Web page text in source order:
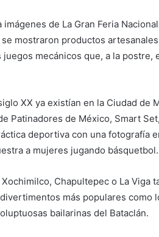
de La Gran Feria
mostraron productos
mecánicos que, a la postre,
XX ya existían en la Ciudad de
Patinadores de México, Smart
deportiva con una fotografía
a mujeres jugando básquetbol.
Chapultepec o La Viga
más populares como
bailarinas del Bataclán.